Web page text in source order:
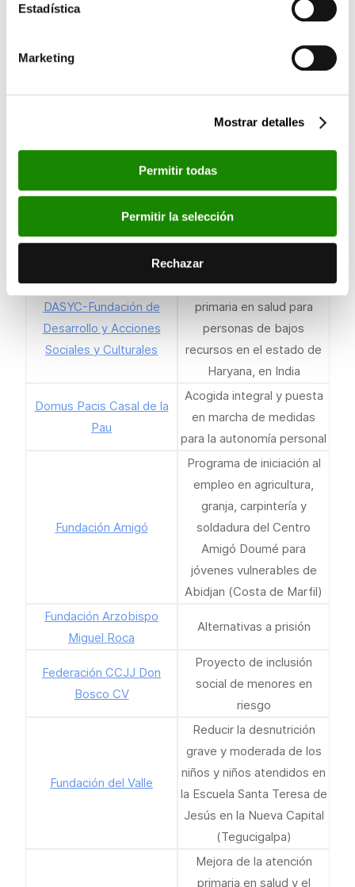
Estadística
Marketing
Mostrar detalles
Permitir todas
Permitir la selección
Rechazar
y Solidaridad con América
Fortalecimiento de la
Centro Vocacional Sagrado
Protección y rehabilitación
de viviendas para la
población siria refugiada en
Líbano
Itinerarios integrales para
personas de difícil
DASYC-Fundación de
Desarrollo y Acciones
Sociales y Culturales
Apoyo a la atención
primaria en salud para
personas de bajos
recursos en el estado de
Haryana, en India
Domus Pacis Casal de la
Pau
Acogida integral y puesta
en marcha de medidas
para la autonomía personal
Fundación Amigó
Programa de iniciación al
empleo en agricultura,
granja, carpintería y
soldadura del Centro
Amigó Doumé para
jóvenes vulnerables de
Abidjan (Costa de Marfil)
Fundación Arzobispo
Miguel Roca
Alternativas a prisión
Federación CCJJ Don
Bosco CV
Proyecto de inclusión
social de menores en
riesgo
Fundación del Valle
Reducir la desnutrición
grave y moderada de los
niños y niños atendidos en
la Escuela Santa Teresa de
Jesús en la Nueva Capital
(Tegucigalpa)
Mejora de la atención
primaria en salud y el